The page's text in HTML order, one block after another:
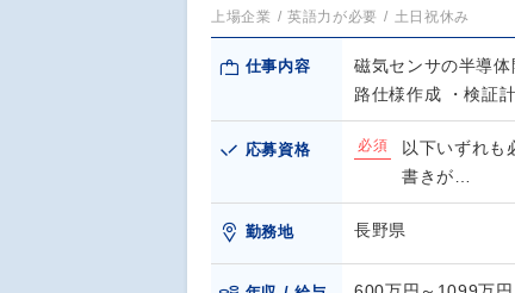
上場企業 英語力が必要 土日祝休み
仕事内容
磁気センサの半導
路仕様作成 ・検証
応募資格 必須
以下いずれも
書きが…
勤務地 長野県